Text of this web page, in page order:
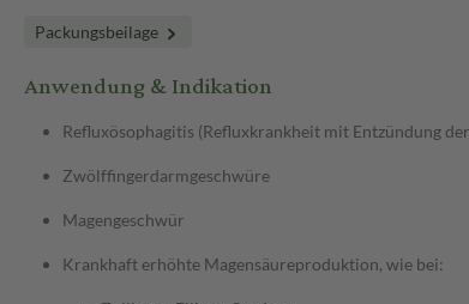
Packungsbeilage
Anwendung & Indikation
Refluxösophagitis (Refluxkrankheit mit Entzündung
Zwölffingerdarmgeschwüre
Magengeschwür
Krankhaft erhöhte Magensäureproduktion, wie bei: